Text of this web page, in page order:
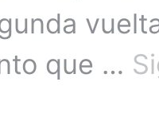
que …